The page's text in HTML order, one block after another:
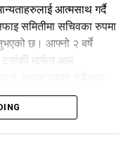
आत्मसाथ गर्दै
समितीमा सचिवका रुपमा
छ। आफ्नो २ बर्षे
टयांकी मार्फत आम